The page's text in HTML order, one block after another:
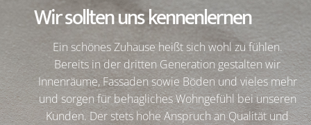
Wir sollten uns kennenlernen
Ein schönes Zuhause heißt sich wohl zu fühlen.
Bereits in der dritten Generation gestalten wir
Innenräume, Fassaden sowie Böden und vieles mehr
und sorgen für behagliches Wohngefühl bei unseren
Kunden. Der stets hohe Anspruch an Qualität und